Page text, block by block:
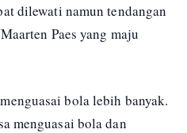
dilewati namun tendangan
Paes yang maju
bola lebih banyak.
menguasai bola dan